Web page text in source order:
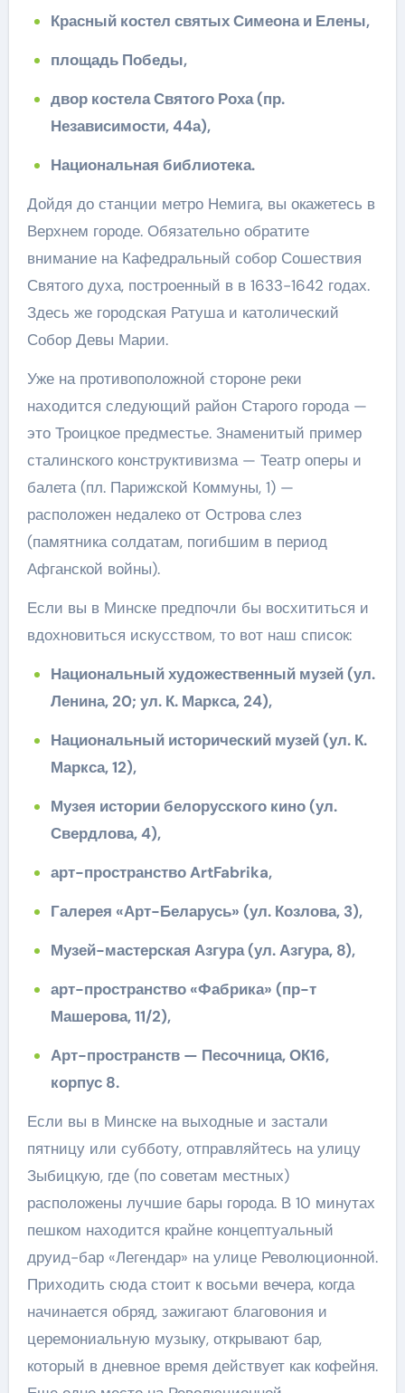
Красный костел святых Симеона и Елены,
площадь Победы,
двор костела Святого Роха (пр.
Независимости, 44а),
Национальная библиотека.
Дойдя до станции метро Немига, вы окажетесь в
Верхнем городе. Обязательно обратите
внимание на Кафедральный собор Сошествия
Святого духа, построенный в в 1633-1642 годах.
Здесь же городская Ратуша и католический
Собор Девы Марии.
Уже на противоположной стороне реки
находится следующий район Старого города —
это Троицкое предместье. Знаменитый пример
сталинского конструктивизма — Театр оперы и
балета (пл. Парижской Коммуны, 1) —
расположен недалеко от Острова слез
(памятника солдатам, погибшим в период
Афганской войны).
Если вы в Минске предпочли бы восхититься и
вдохновиться искусством, то вот наш список:
Национальный художественный музей (ул.
Ленина, 20; ул. К. Маркса, 24),
Национальный исторический музей (ул. К.
Маркса, 12),
Музея истории белорусского кино (ул.
Свердлова, 4),
арт-пространство ArtFabrika,
Галерея «Арт-Беларусь» (ул. Козлова, 3),
Музей-мастерская Азгура (ул. Азгура, 8),
арт-пространство «Фабрика» (пр-т
Машерова, 11/2),
Арт-пространств — Песочница, ОК16,
корпус 8.
Если вы в Минске на выходные и застали
пятницу или субботу, отправляйтесь на улицу
Зыбицкую, где (по советам местных)
расположены лучшие бары города. В 10 минутах
пешком находится крайне концептуальный
друид-бар «Легендар» на улице Революционной.
Приходить сюда стоит к восьми вечера, когда
начинается обряд, зажигают благовония и
церемониальную музыку, открывают бар,
который в дневное время действует как кофейня.